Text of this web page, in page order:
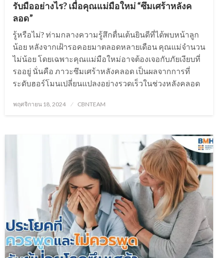
รับมืออย่างไร? เมื่อคุณแม่มือใหม่ “ซึมเศร้าหลังค
ลอด”
รู้หรือไม่? ท่ามกลางความรู้สึกตื่นเต้นยินดีที่ได้พบหน้าลูก
น้อย หลังจากเฝ้ารอคอยมาตลอดหลายเดือน คุณแม่จำนวน
ไม่น้อย โดยเฉพาะคุณแม่มือใหม่อาจต้องเจอกับภัยเงียบที่
รออยู่ นั่นคือ ภาวะซึมเศร้าหลังคลอด เป็นผลจากการที่
ระดับฮอร์โมนเปลี่ยนแปลงอย่างรวดเร็วในช่วงหลังคลอด
Posted
พฤศจิกายน 18, 2024 CBNTEAM